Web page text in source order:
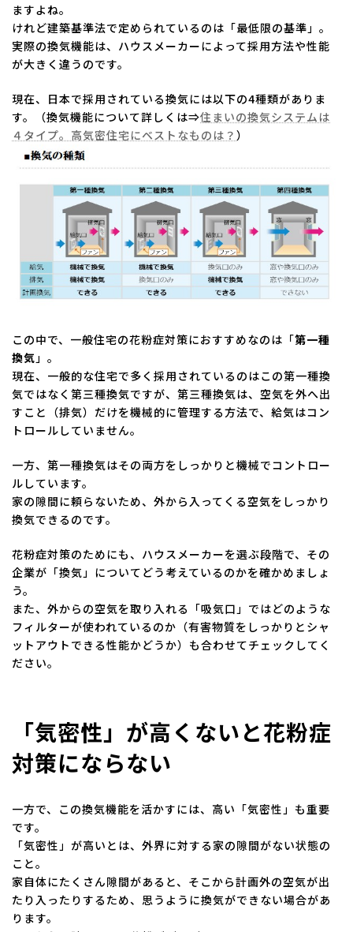
ますよね。
けれど建築基準法で定められているのは「最低限の基準」。
実際の換気機能は、ハウスメーカーによって採用方法や性能
が大きく違うのです。
現在、日本で採用されている換気には以下の4種類がありま
す。（換気機能について詳しくは⇒住まいの換気システムは
４タイプ。高気密住宅にベストなものは？ ）
この中で、一般住宅の花粉症対策におすすめなのは「第一種
換気」。
現在、一般的な住宅で多く採用されているのはこの第一種換
気ではなく第三種換気ですが、第三種換気は、空気を外へ出
すこと（排気）だけを機械的に管理する方法で、給気はコン
トロールしていません。
一方、第一種換気はその両方をしっかりと機械でコントロー
ルしています。
家の隙間に頼らないため、外から入ってくる空気をしっかり
換気できるのです。
花粉症対策のためにも、ハウスメーカーを選ぶ段階で、その
企業が「換気」についてどう考えているのかを確かめましょ
う。
また、外からの空気を取り入れる「吸気口」ではどのような
フィルターが使われているのか（有害物質をしっかりとシャ
ットアウトできる性能かどうか）も合わせてチェックしてく
ださい。
「気密性」が高くないと花粉症
対策にならない
一方で、この換気機能を活かすには、高い「気密性」も重要
です。
「気密性」が高いとは、外界に対する家の隙間がない状態の
こと。
家自体にたくさん隙間があると、そこから計画外の空気が出
たり入ったりするため、思うように換気ができない場合があ
ります。